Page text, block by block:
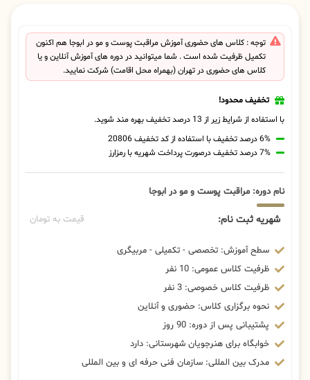
توجه : کلاس های حضوری آموزش مراقبت پوست و مو در ابوجا هم اکنون
تکمیل ظرفیت شده است . شما میتوانید در دوره های آموزش آنلاین و یا
کلاس های حضوری در تهران (بهمراه محل اقامت) شرکت نمایید.
تخفیف محدود!
با استفاده از شرایط زیر از 13 درصد تخفیف بهره مند شوید.
6% درصد تخفیف با استفاده از کد تخفیف 20806
7% درصد تخفیف درصورت پرداخت شهریه با رمزارز
نام دوره: مراقبت پوست و مو در ابوجا
شهریه ثبت نام: قیمت به تومان
سطح آموزش: تخصصی - تکمیلی - مربیگری
ظرفیت کلاس عمومی: 10 نفر
ظرفیت کلاس خصوصی: 3 نفر
نحوه برگزاری کلاس: حضوری و آنلاین
پشتیبانی پس از دوره: 90 روز
خوابگاه برای هنرجویان شهرستانی: دارد
مدرک بین المللی: سازمان فنی حرفه ای و بین المللی